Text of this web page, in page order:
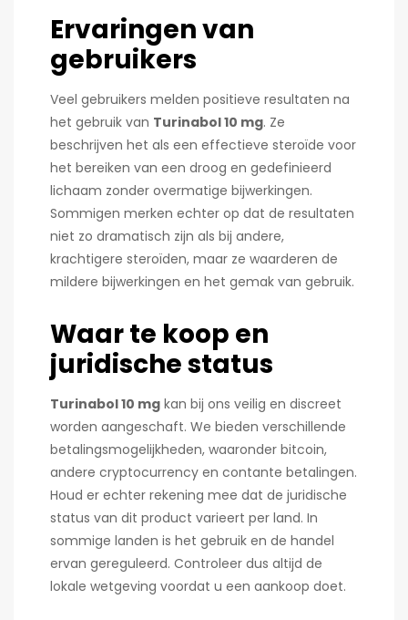
Ervaringen van
gebruikers
Veel gebruikers melden positieve resultaten na
het gebruik van Turinabol 10 mg. Ze
beschrijven het als een effectieve steroïde voor
het bereiken van een droog en gedefinieerd
lichaam zonder overmatige bijwerkingen.
Sommigen merken echter op dat de resultaten
niet zo dramatisch zijn als bij andere,
krachtigere steroïden, maar ze waarderen de
mildere bijwerkingen en het gemak van gebruik.
Waar te koop en
juridische status
Turinabol 10 mg kan bij ons veilig en discreet
worden aangeschaft. We bieden verschillende
betalingsmogelijkheden, waaronder bitcoin,
andere cryptocurrency en contante betalingen.
Houd er echter rekening mee dat de juridische
status van dit product varieert per land. In
sommige landen is het gebruik en de handel
ervan gereguleerd. Controleer dus altijd de
lokale wetgeving voordat u een aankoop doet.